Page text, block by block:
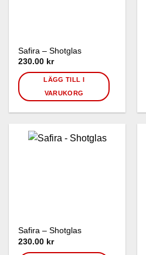
Safira – Shotglas
230.00 kr
LÄGG TILL I
VARUKORG
Safira – Shotglas
230.00 kr